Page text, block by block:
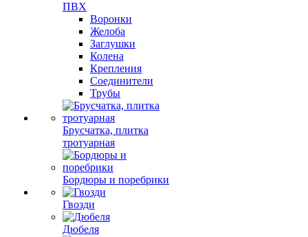
ПВХ
Воронки
Желоба
Заглушки
Колена
Крепления
Соединители
Трубы
Брусчатка, плитка
тротуарная
Бордюры и поребрики
Гвозди
Дюбеля